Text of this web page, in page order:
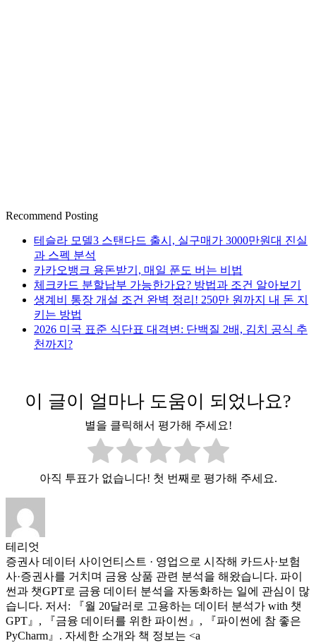
Recommend Posting
테슬라 모델3 스탠다드 출시, 실구매가 3000만원대 진실
과 스펙 분석
카카오뱅크 용돈받기, 매일 푼도 버는 비법
체크카드 분할납부 가능한가요? 방법과 조건 알아보기
생계비 통장 개설 조건 완벽 정리! 250만 원까지 내 돈 지
키는 방법
2026 미국 표준 식단표 대격변: 단백질 2배, 김치 공식 추
천까지?
이 글이 얼마나 도움이 되었나요?
별을 클릭해서 평가해 주세요!
아직 투표가 없습니다! 첫 번째로 평가해 주세요.
테리엇
증권사 데이터 사이언티스트 · 영업으로 시작해 카드사·보험
사·증권사를 거치며 금융 상품 관련 분석을 해왔습니다. 파이
썬과 챗GPT로 금융 데이터 분석을 자동화하는 일에 관심이 많
습니다. 저서: 『월 20달러로 고용하는 데이터 분석가 with 챗
GPT』, 『금융 데이터를 위한 파이썬』, 『파이썬에 참 좋은
PyCharm』. 자세한 소개와 책 정보는 <a